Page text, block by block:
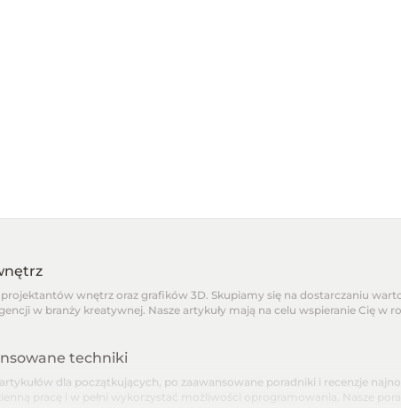
wnętrz oraz grafików 3D. Skupiamy się na dostarczaniu
w branży kreatywnej. Nasze artykuły mają na celu wspieranie Cię w
techniki
dla początkujących, po zaawansowane poradniki i recenzje
pracę i w pełni wykorzystać możliwości oprogramowania. Nasze